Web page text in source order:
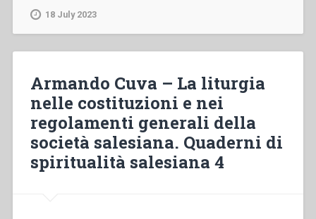
la
Parola
di
Dio.
Intervista
a
18 July 2023
Armando Cuva – La liturgia
nelle costituzioni e nei
regolamenti generali della
società salesiana. Quaderni di
spiritualità salesiana 4